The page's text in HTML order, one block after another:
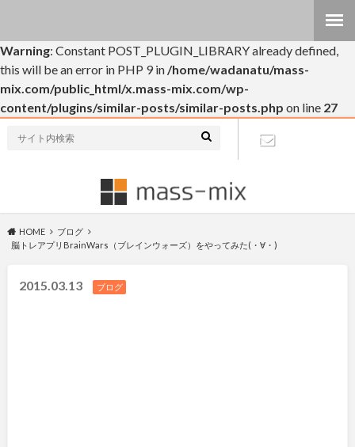
Warning: Constant POST_PLUGIN_LIBRARY already defined,
this will be an error in PHP 9 in/home/wadanatu/mass-
mix.com/public_html/x.mass-mix.com/wp-
content/plugins/similar-posts/similar-posts.php on line 27
せ
HOME
ブログ
脳トレアプリBrainWars（ブレインウォーズ）をやってみた(・∀・)
2015.03.13 ブログ